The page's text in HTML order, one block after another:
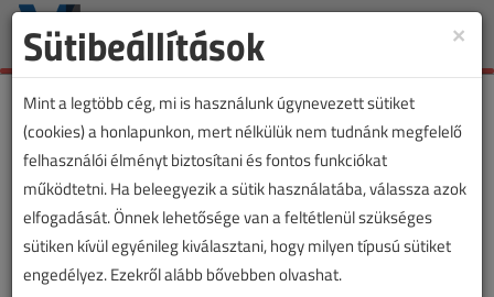
Toggle
Újra támad a
„fogyasztáscsökkentő”
csodamasina
×
Sütibeállítások
Mint a legtöbb cég, mi is használunk úgynevezett sütiket
(cookies) a honlapunkon, mert nélkülük nem tudnánk megfelelő
felhasználói élményt biztosítani és fontos funkciókat
működtetni. Ha beleegyezik a sütik használatába, válassza azok
elfogadását. Önnek lehetősége van a feltétlenül szükséges
sütiken kívül egyénileg kiválasztani, hogy milyen típusú sütiket
engedélyez. Ezekről alább bővebben olvashat.